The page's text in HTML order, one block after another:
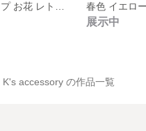
展示中
K's accessory の作品一覧